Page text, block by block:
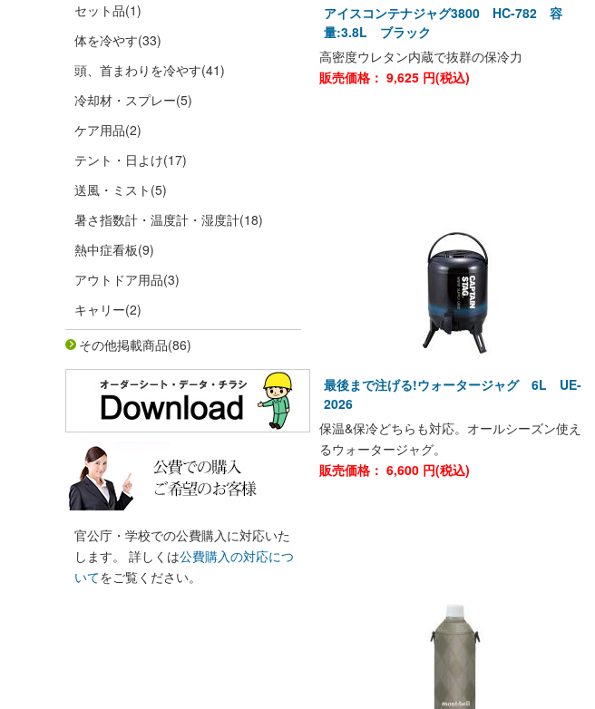
セット品(1)
体を冷やす(33)
頭、首まわりを冷やす(41)
冷却材・スプレー(5)
ケア用品(2)
テント・日よけ(17)
送風・ミスト (5)
暑さ指数計・温度計・湿度計(18)
熱中症看板(9)
アウトドア用品(3)
キャリー(2)
その他掲載商品(86)
官公庁・学校での公費購入に対応いた
します。 詳しくは公費購入の対応につ
いてをご覧ください。
アイスコンテナジャグ3800 HC-782 容
量:3.8L ブラック
高密度ウレタン内蔵で抜群の保冷力
販売価格： 9,625 円(税込)
最後まで注げる!ウォータージャグ 6L UE-
2026
保温&保冷どちらも対応。オールシーズン使え
るウォータージャグ。
販売価格： 6,600 円(税込)